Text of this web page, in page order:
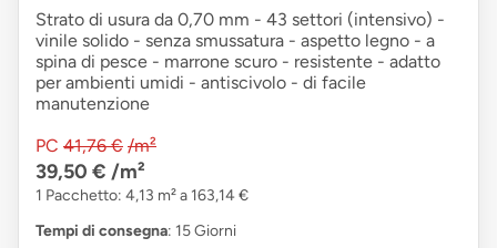
Strato di usura da 0,70 mm - 43 settori (intensivo) -
vinile solido - senza smussatura - aspetto legno - a
spina di pesce - marrone scuro - resistente - adatto
per ambienti umidi - antiscivolo - di facile
manutenzione
PC 41,76 € /m²
39,50 € /m²
1 Pacchetto: 4,13 m² a 163,14 €
Tempi di consegna: 15 Giorni